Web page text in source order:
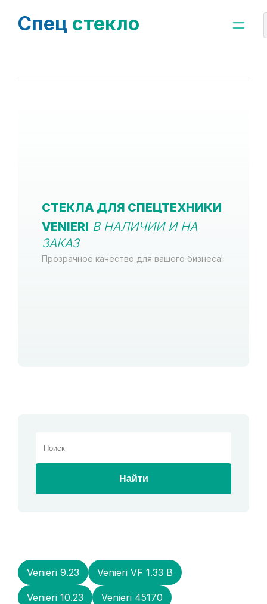
Спец стекло
СТЕКЛА ДЛЯ СПЕЦТЕХНИКИ
VENIERI В НАЛИЧИИ И НА
ЗАКАЗ
Прозрачное качество для вашего бизнеса!
Найти
Venieri 9.23 Venieri VF 1.33 B
Venieri 10.23 Venieri 45170